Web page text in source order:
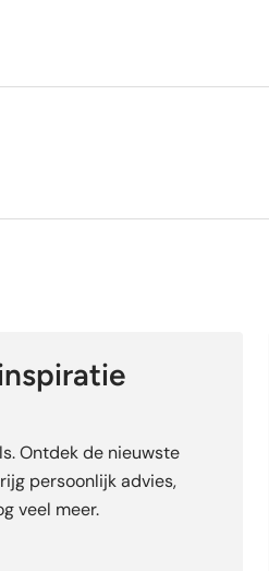
Ontdek de nieuwste
persoonlijk advies,
veel meer.